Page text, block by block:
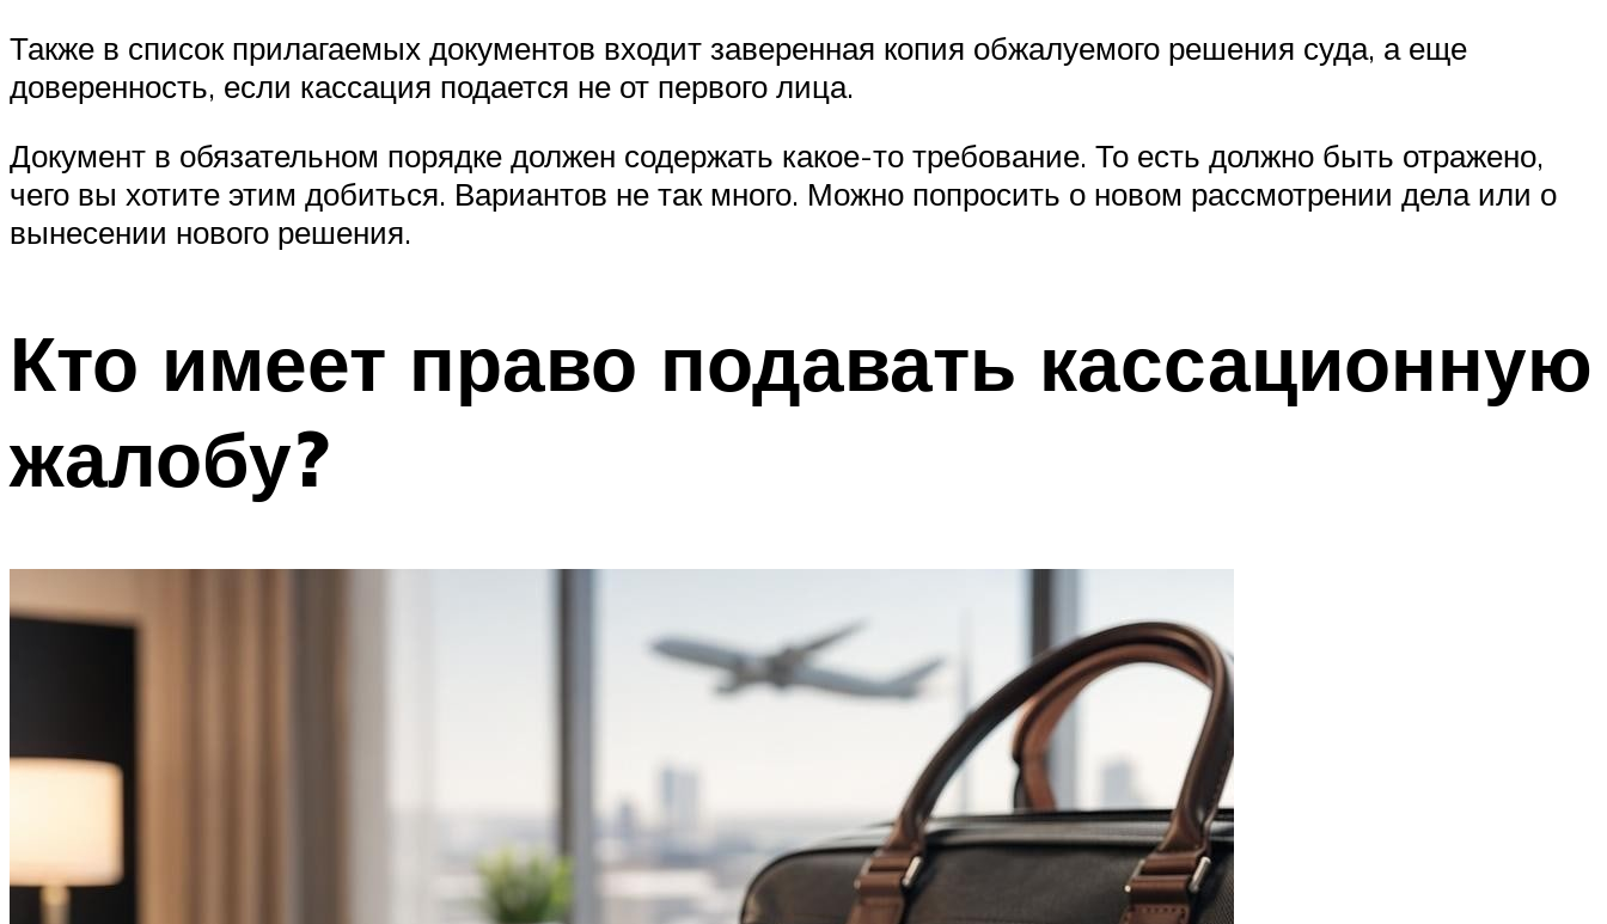
Также в список прилагаемых документов входит заверенная копия обжалуемого решения суда, а еще
доверенность, если кассация подается не от первого лица.
Документ в обязательном порядке должен содержать какое-то требование. То есть должно быть отражено,
чего вы хотите этим добиться. Вариантов не так много. Можно попросить о новом рассмотрении дела или о
вынесении нового решения.
Кто имеет право подавать кассационную
жалобу?